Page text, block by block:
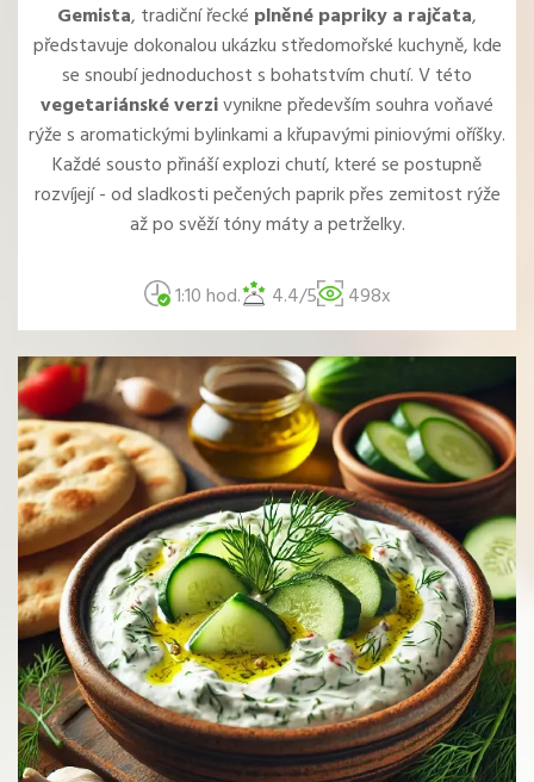
Gemista, tradiční řecké plněné papriky a rajčata,
představuje dokonalou ukázku středomořské kuchyně, kde
se snoubí jednoduchost s bohatstvím chutí. V této
vegetariánské verzivynikne především souhra voňavé
rýže s aromatickými bylinkami a křupavými piniovými oříšky.
Každé sousto přináší explozi chutí, které se postupně
rozvíjejí - od sladkosti pečených paprik přes zemitost rýže
až po svěží tóny máty a petrželky.
1:10 hod. 4.4/5 498x